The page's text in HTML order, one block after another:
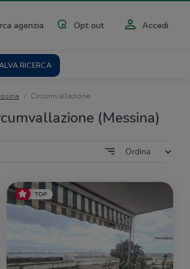
agenzia Opt out Accedi
RICERCA
Circumvallazione
(Messina)
Ordina
TOP